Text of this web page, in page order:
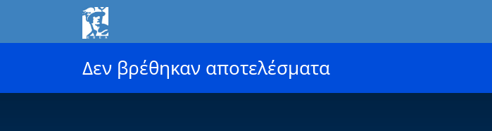
Δεν βρέθηκαν αποτελέσματα